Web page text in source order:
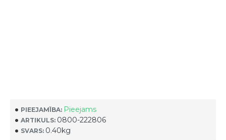
PIEEJAMĪBA: Pieejams
ARTIKULS: 0800-222806
SVARS: 0.40kg